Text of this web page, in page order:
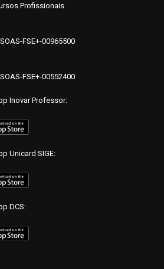
Profissionais
FSE+-00965500
FSE+-00552400
Inovar Professor:
Unicard SIGE:
DCS: